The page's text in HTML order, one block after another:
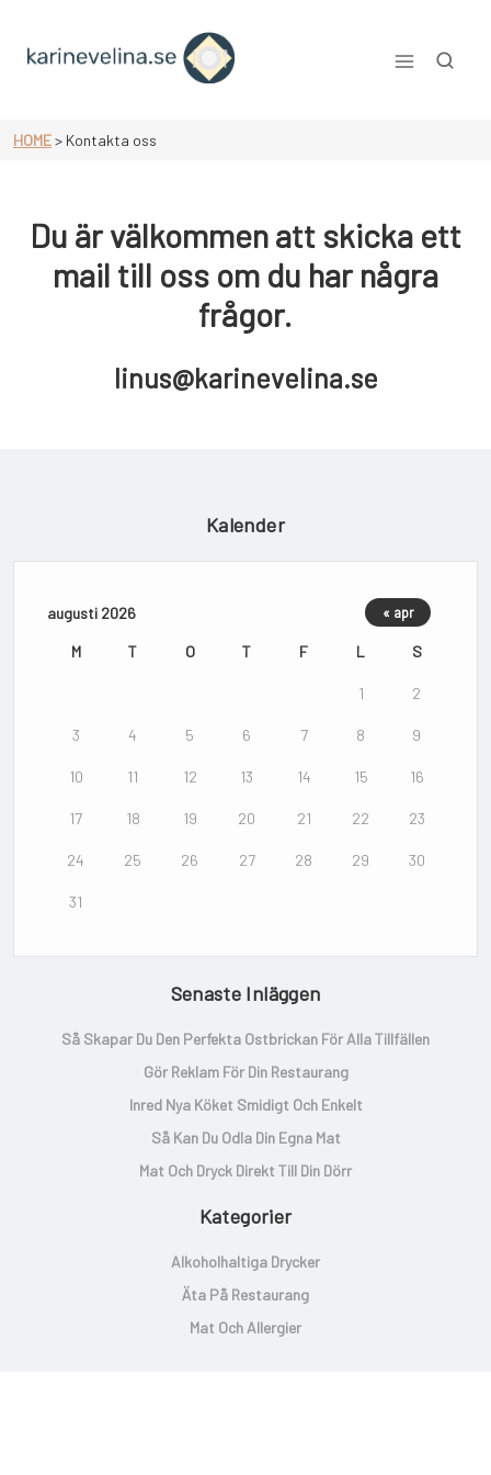
content
HOME> Kontakta oss
Du är välkommen att skicka ett
mail till oss om du har några
frågor.
linus@karinevelina.se
Kalender
augusti 2026
M T O T F L S
1 2
3 4 5 6 7 8 9
10 11 12 13 14 15 16
17 18 19 20 21 22 23
24 25 26 27 28 29 30
31
« apr
Senaste Inläggen
Så Skapar Du Den Perfekta Ostbrickan För Alla Tillfällen
Gör Reklam För Din Restaurang
Inred Nya Köket Smidigt Och Enkelt
Så Kan Du Odla Din Egna Mat
Mat Och Dryck Direkt Till Din Dörr
Kategorier
Alkoholhaltiga Drycker
Äta På Restaurang
Mat Och Allergier